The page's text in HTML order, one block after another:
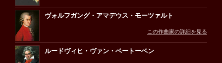
ヴォルフガング・アマデウス・モーツァルト
この作曲家の詳細を見る
ルードヴィヒ・ヴァン・ベートーベン